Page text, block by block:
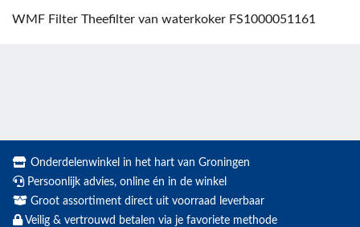
WMF Filter Theefilter van waterkoker FS1000051161
Onderdelenwinkel in het hart van Groningen
Persoonlijk advies, online én in de winkel
Groot assortiment direct uit voorraad leverbaar
Veilig & vertrouwd betalen via je favoriete methode